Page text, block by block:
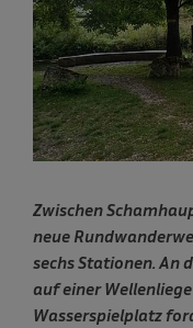
Zwischen
neue
sechs Stationen. An
auf einer
Wasserspielplatz